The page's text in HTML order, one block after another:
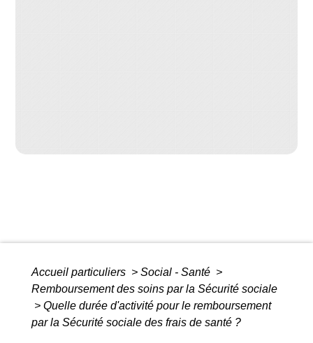
Accueil particuliers > Social - Santé >
Remboursement des soins par la Sécurité sociale
> Quelle durée d'activité pour le remboursement
par la Sécurité sociale des frais de santé ?